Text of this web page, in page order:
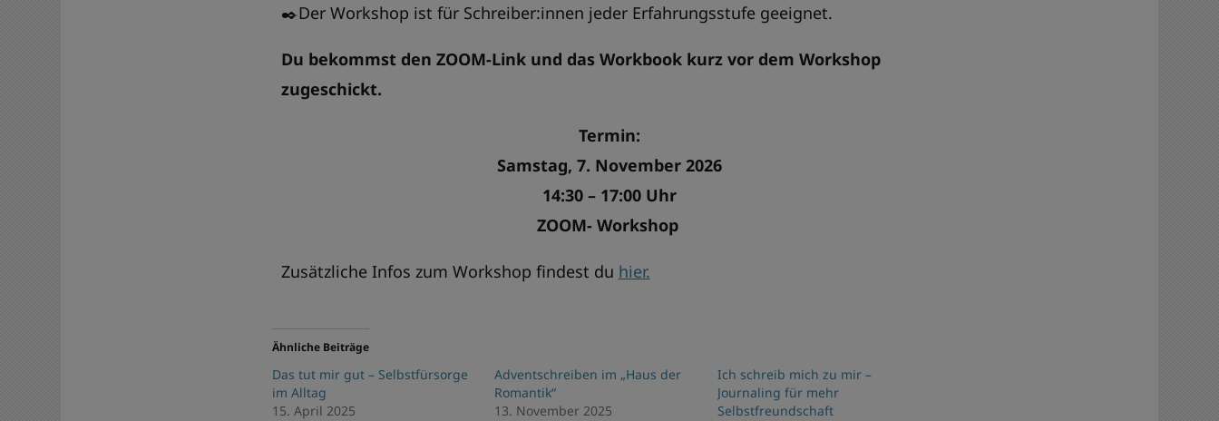
✒️Der Workshop ist für Schreiber:innen jeder Erfahrungsstufe geeignet.
Du bekommst den ZOOM-Link und das Workbook kurz vor dem Workshop
zugeschickt.
Termin:
Samstag, 7. November 2026
14:30 – 17:00 Uhr
ZOOM- Workshop
Zusätzliche Infos zum Workshop findest du hier.
Ähnliche Beiträge
Das tut mir gut – Selbstfürsorge
im Alltag
15. April 2025
Adventschreiben im „Haus der
Romantik“
13. November 2025
Ich schreib mich zu mir –
Journaling für mehr
Selbstfreundschaft